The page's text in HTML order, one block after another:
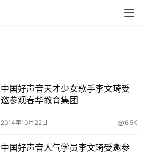
中国好声音天才少女歌手李文琦受
邀参观春华教育集团
2014年10月22日 6.5K
中国好声音人气学员李文琦受邀参